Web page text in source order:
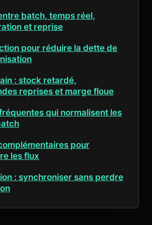
batch, temps réel,
et reprise
pour réduire la dette de
: stock retardé,
reprises et marge floue
qui normalisent les
pour
les flux
: synchroniser sans perdre